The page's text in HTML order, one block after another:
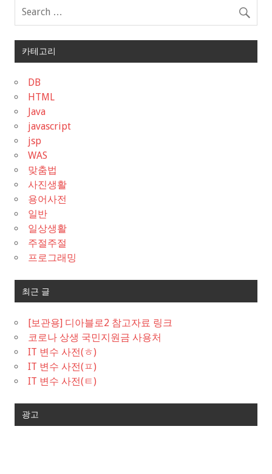
카테고리
DB
HTML
Java
javascript
jsp
WAS
맞춤법
사진생활
용어사전
일반
일상생활
주절주절
프로그래밍
최근 글
[보관용] 디아블로2 참고자료 링크
코로나 상생 국민지원금 사용처
IT 변수 사전(ㅎ)
IT 변수 사전(ㅍ)
IT 변수 사전(ㅌ)
광고